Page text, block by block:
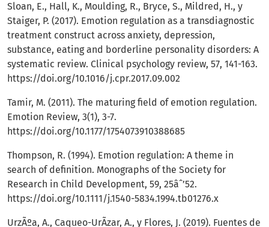
Sloan, E., Hall, K., Moulding, R., Bryce, S., Mildred, H., y
Staiger, P. (2017). Emotion regulation as a transdiagnostic
treatment construct across anxiety, depression,
substance, eating and borderline personality disorders: A
systematic review. Clinical psychology review, 57, 141-163.
https://doi.org/10.1016/j.cpr.2017.09.002
Tamir, M. (2011). The maturing field of emotion regulation.
Emotion Review, 3(1), 3-7.
https://doi.org/10.1177/1754073910388685
Thompson, R. (1994). Emotion regulation: A theme in
search of definition. Monographs of the Society for
Research in Child Development, 59, 25âˆ’52.
https://doi.org/10.1111/j.1540-5834.1994.tb01276.x
UrzÃºa, A., Caqueo-UrÃ­zar, A., y Flores, J. (2019). Fuentes de